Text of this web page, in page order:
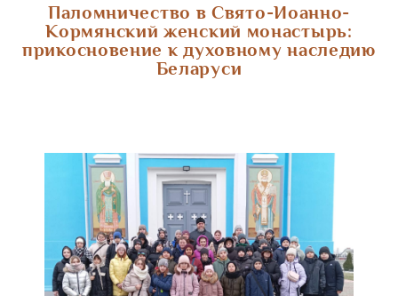
Паломничество в Свято-Иоанно-
Кормянский женский монастырь:
прикосновение к духовному наследию
Беларуси